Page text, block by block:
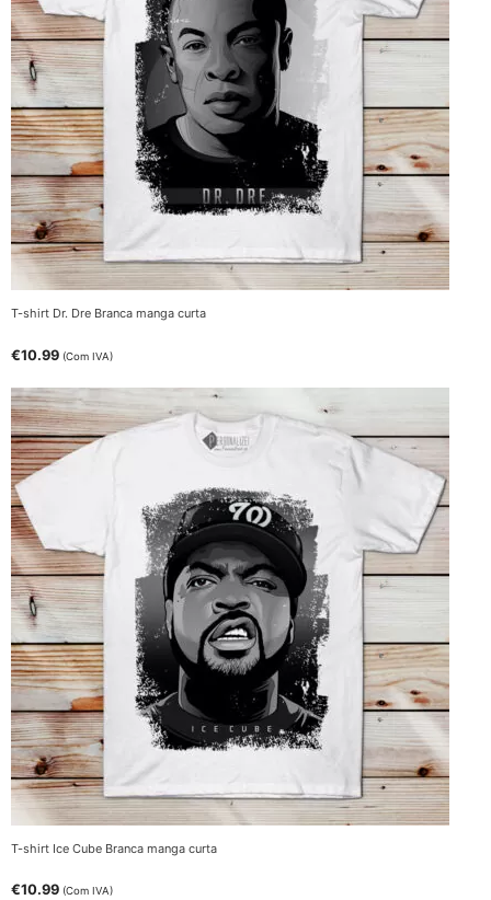
T-shirt Dr. Dre Branca manga curta
€10.99 (Com IVA)
T-shirt Ice Cube Branca manga curta
€10.99 (Com IVA)